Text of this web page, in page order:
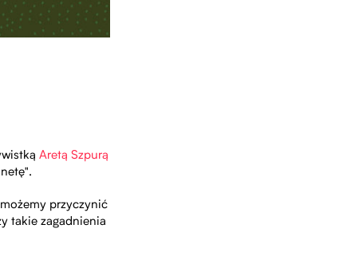
Aretą Szpurą
przyczynić
takie zagadnienia